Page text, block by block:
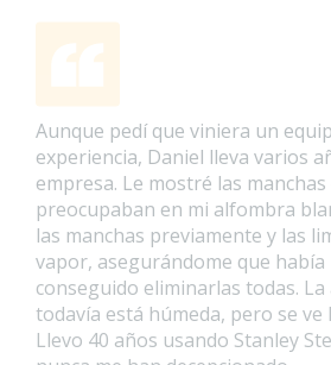
Aunque pedí que viniera un
experiencia, Daniel lleva varios
empresa. Le mostré las manchas
preocupaban en mi alfombra
las manchas previamente y las
vapor, asegurándome que había
conseguido eliminarlas todas.
todavía está húmeda, pero se ve
Llevo 40 años usando Stanley